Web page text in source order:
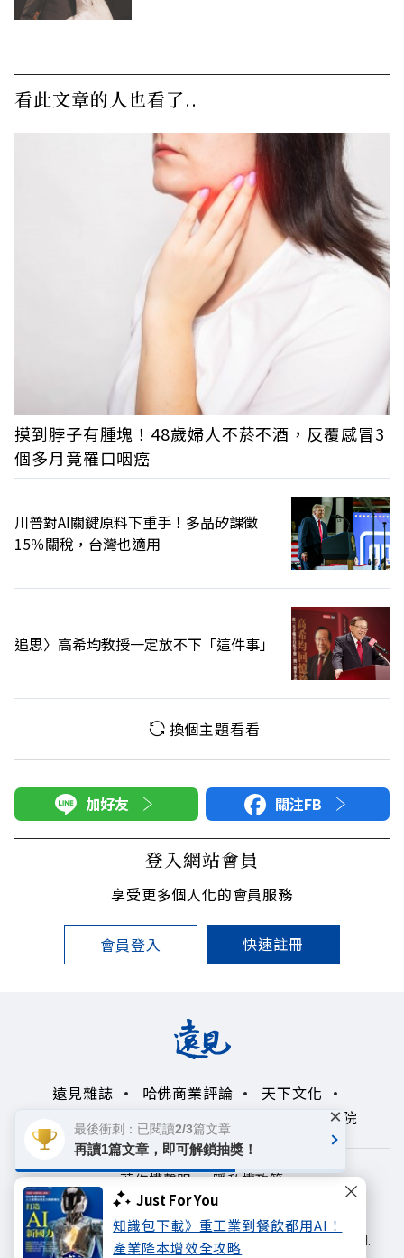
Just For You
知識包下載》重工業到餐飲都用AI！
產業降本增效全攻略
看此文章的人也看了..
摸到脖子有腫塊！48歲婦人不菸不酒，反覆感冒3
個多月竟罹口咽癌
川普對AI關鍵原料下重手！多晶矽課徵
15％關稅，台灣也適用
追思〉高希均教授一定放不下「這件事」
換個主題看看
加好友 關注FB
登入網站會員
享受更多個人化的會員服務
會員登入 快速註冊
遠見雜誌 哈佛商業評論
天下文化
未來親子學習平台
50+ 領導影響力學院
著作權聲明
隱私權政策
Copyright© 1999~2026
遠見天下文化出版股份有限公司. All rights reserved.
最後衝刺：已閱讀2/3篇文章
再讀1篇文章，即可解鎖抽獎！
×